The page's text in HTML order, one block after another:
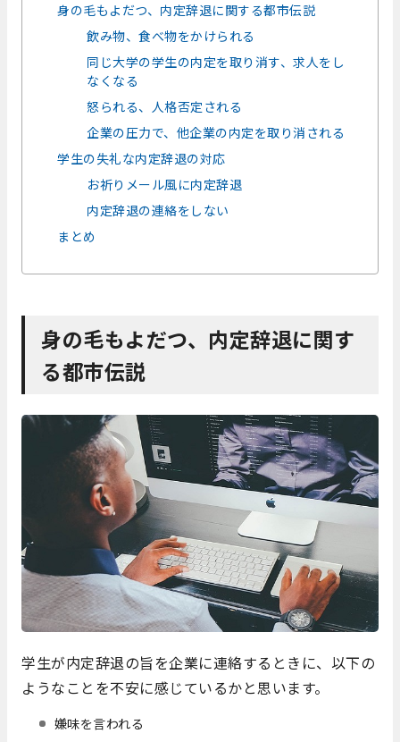
身の毛もよだつ、内定辞退に関する都市伝説
飲み物、食べ物をかけられる
同じ大学の学生の内定を取り消す、求人をし
なくなる
怒られる、人格否定される
企業の圧力で、他企業の内定を取り消される
学生の失礼な内定辞退の対応
お祈りメール風に内定辞退
内定辞退の連絡をしない
まとめ
身の毛もよだつ、内定辞退に関す
る都市伝説
学生が内定辞退の旨を企業に連絡するときに、以下の
ようなことを不安に感じているかと思います。
嫌味を言われる